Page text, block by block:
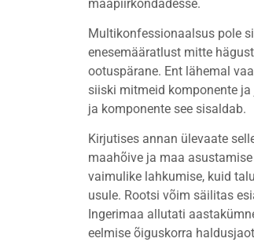
maapiirkondadesse.
Multikonfessionaalsus pole
enesemääratlust mitte
ootuspärane. Ent lähemal
siiski mitmeid komponente
ja komponente see sisaldab.
Kirjutises annan ülevaate
maahõive ja maa
vaimulike lahkumise, kuid
usule. Rootsi võim säilitas
Ingerimaa allutati
eelmise õiguskorra